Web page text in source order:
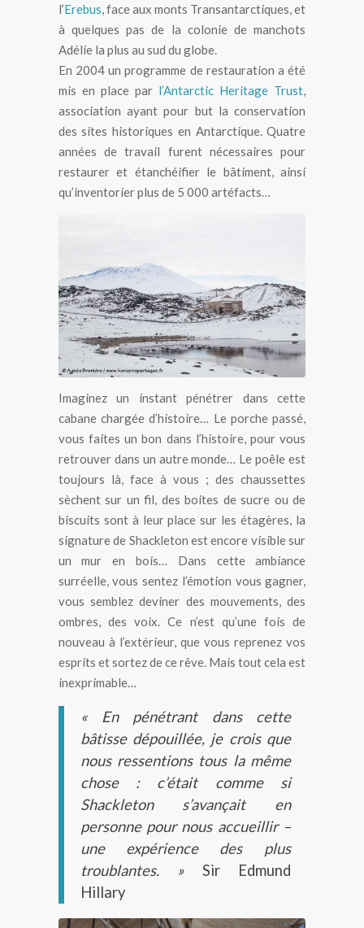
l’Erebus, face aux monts Transantarctiques, et
à quelques pas de la colonie de manchots
Adélie la plus au sud du globe.
En 2004 un programme de restauration a été
mis en place par l’Antarctic Heritage Trust,
association ayant pour but la conservation
des sites historiques en Antarctique. Quatre
années de travail furent nécessaires pour
restaurer et étanchéifier le bâtiment, ainsi
qu’inventorier plus de 5 000 artéfacts…
Cabane de l’expédition Nimrod au cap
Royds, sur l’île de Ross, au pied du mont
Erebus
Imaginez un instant pénétrer dans cette
cabane chargée d’histoire… Le porche passé,
vous faites un bon dans l’histoire, pour vous
retrouver dans un autre monde… Le poêle est
toujours là, face à vous ; des chaussettes
sèchent sur un fil, des boites de sucre ou de
biscuits sont à leur place sur les étagères, la
signature de Shackleton est encore visible sur
un mur en bois… Dans cette ambiance
surréelle, vous sentez l’émotion vous gagner,
vous semblez deviner des mouvements, des
ombres, des voix. Ce n’est qu’une fois de
nouveau à l’extérieur, que vous reprenez vos
esprits et sortez de ce rêve. Mais tout cela est
inexprimable…
« En pénétrant dans cette
bâtisse dépouillée, je crois que
nous ressentions tous la même
chose : c’était comme si
Shackleton s’avançait en
personne pour nous accueillir –
une expérience des plus
troublantes. »Sir Edmund
Hillary